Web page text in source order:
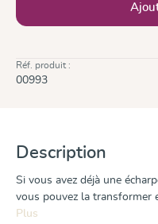
Réf. produit :
00993
Description
Si vous avez déjà une
vous pouvez la transformer
Plus